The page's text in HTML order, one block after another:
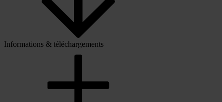
Informations & téléchargements